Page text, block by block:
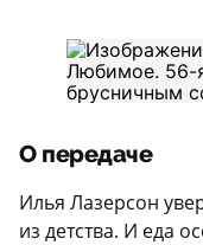
О передаче
Илья Лазерсон
из детства. И еда